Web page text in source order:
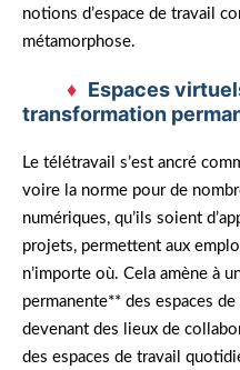
notions d’espace de travail
métamorphose.
Espaces
transformation
Le télétravail s’est ancré
voire la norme pour de
numériques, qu’ils soient
projets, permettent aux
n’importe où. Cela amène à
permanente** des espaces
devenant des lieux de
des espaces de travail